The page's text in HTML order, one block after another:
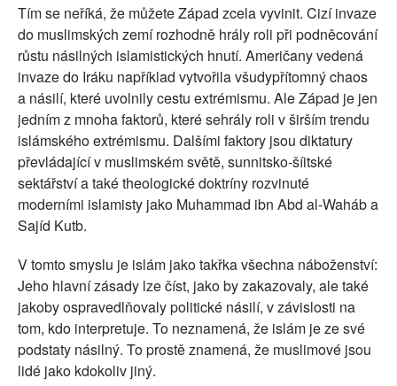
Tím se neříká, že můžete Západ zcela vyvinit. Cizí invaze
do muslimských zemí rozhodně hrály roli při podněcování
růstu násilných islamistických hnutí. Američany vedená
invaze do Iráku například vytvořila všudypřítomný chaos
a násilí, které uvolnily cestu extrémismu. Ale Západ je jen
jedním z mnoha faktorů, které sehrály roli v širším trendu
islámského extrémismu. Dalšími faktory jsou diktatury
převládající v muslimském světě, sunnitsko-šíitské
sektářství a také theologické doktríny rozvinuté
moderními islamisty jako Muhammad ibn Abd al-Waháb a
Sajíd Kutb.
V tomto smyslu je islám jako takřka všechna náboženství:
Jeho hlavní zásady lze číst, jako by zakazovaly, ale také
jakoby ospravedlňovaly politické násilí, v závislosti na
tom, kdo interpretuje. To neznamená, že islám je ze své
podstaty násilný. To prostě znamená, že muslimové jsou
lidé jako kdokoliv jiný.